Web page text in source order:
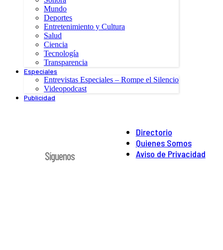
Mundo
Deportes
Entretenimiento y Cultura
Salud
Ciencia
Tecnología
Transparencia
Especiales
Entrevistas Especiales – Rompe el Silencio
Videopodcast
Publicidad
Directorio
Quienes Somos
Aviso de Privacidad
Síguenos